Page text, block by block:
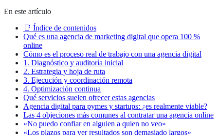
En este artículo
📑 Índice de contenidos
Qué es una agencia de marketing digital que opera 100 %
online
Cómo es el proceso real de trabajo con una agencia digital
1. Diagnóstico y auditoría inicial
2. Estrategia y hoja de ruta
3. Ejecución y coordinación remota
4. Optimización continua
Qué servicios suelen ofrecer estas agencias
Agencia digital para pymes y startups: ¿es realmente viable?
Las 4 objeciones más comunes al contratar una agencia online
«No puedo confiar en alguien a quien no veo»
«Los plazos para ver resultados son demasiado largos»